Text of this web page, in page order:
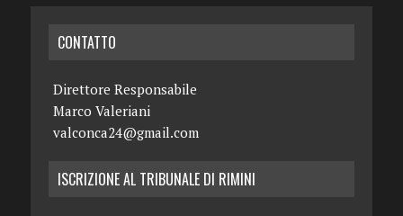
CONTATTO
Direttore Responsabile
Marco Valeriani
valconca24@gmail.com
ISCRIZIONE AL TRIBUNALE DI RIMINI